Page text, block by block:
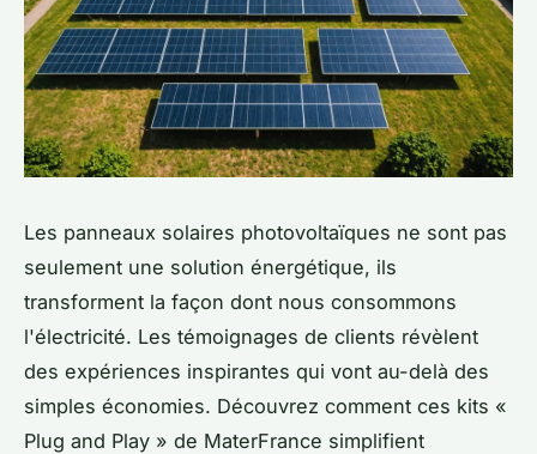
Les panneaux solaires photovoltaïques ne sont pas
seulement une solution énergétique, ils
transforment la façon dont nous consommons
l'électricité. Les témoignages de clients révèlent
des expériences inspirantes qui vont au-delà des
simples économies. Découvrez comment ces kits «
Plug and Play » de MaterFrance simplifient